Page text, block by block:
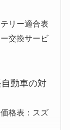
リー適合表
交換サービ
動車の対
格表：スズ